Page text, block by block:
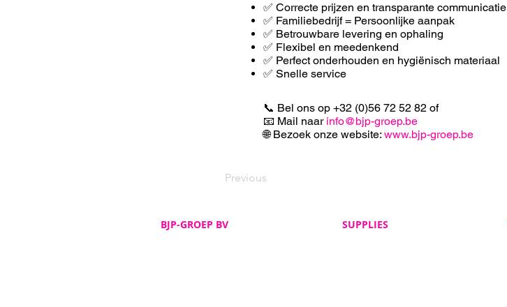
✅ Correcte prijzen en transparante communicatie
✅ Familiebedrijf = Persoonlijke aanpak
✅ Betrouwbare levering en ophaling
✅ Flexibel en meedenkend
✅ Perfect onderhouden en hygiënisch materiaal
✅ Snelle service
📞 Bel ons op +32 (0)56 72 52 82 of
📧 Mail naar info@bjp-groep.be
🌐 Bezoek onze website: www.bjp-groep.be
Previous
BJP-GROEP BV SUPPLIES